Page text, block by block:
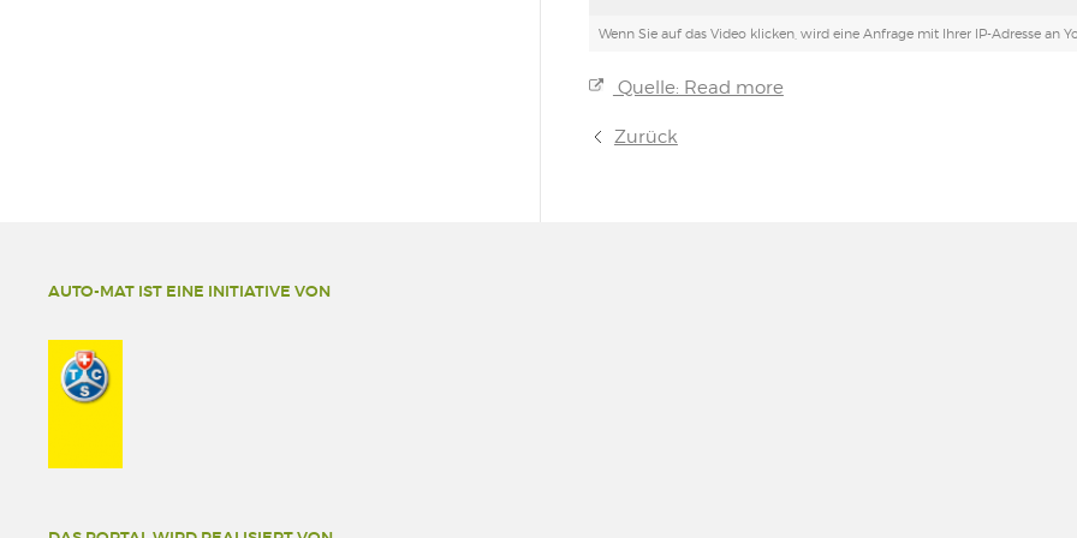
Wenn Sie auf das Video klicken, wird eine Anfrage mit Ihrer IP-Adresse an
Quelle: Read more
Zurück
AUTO-MAT IST EINE INITIATIVE VON